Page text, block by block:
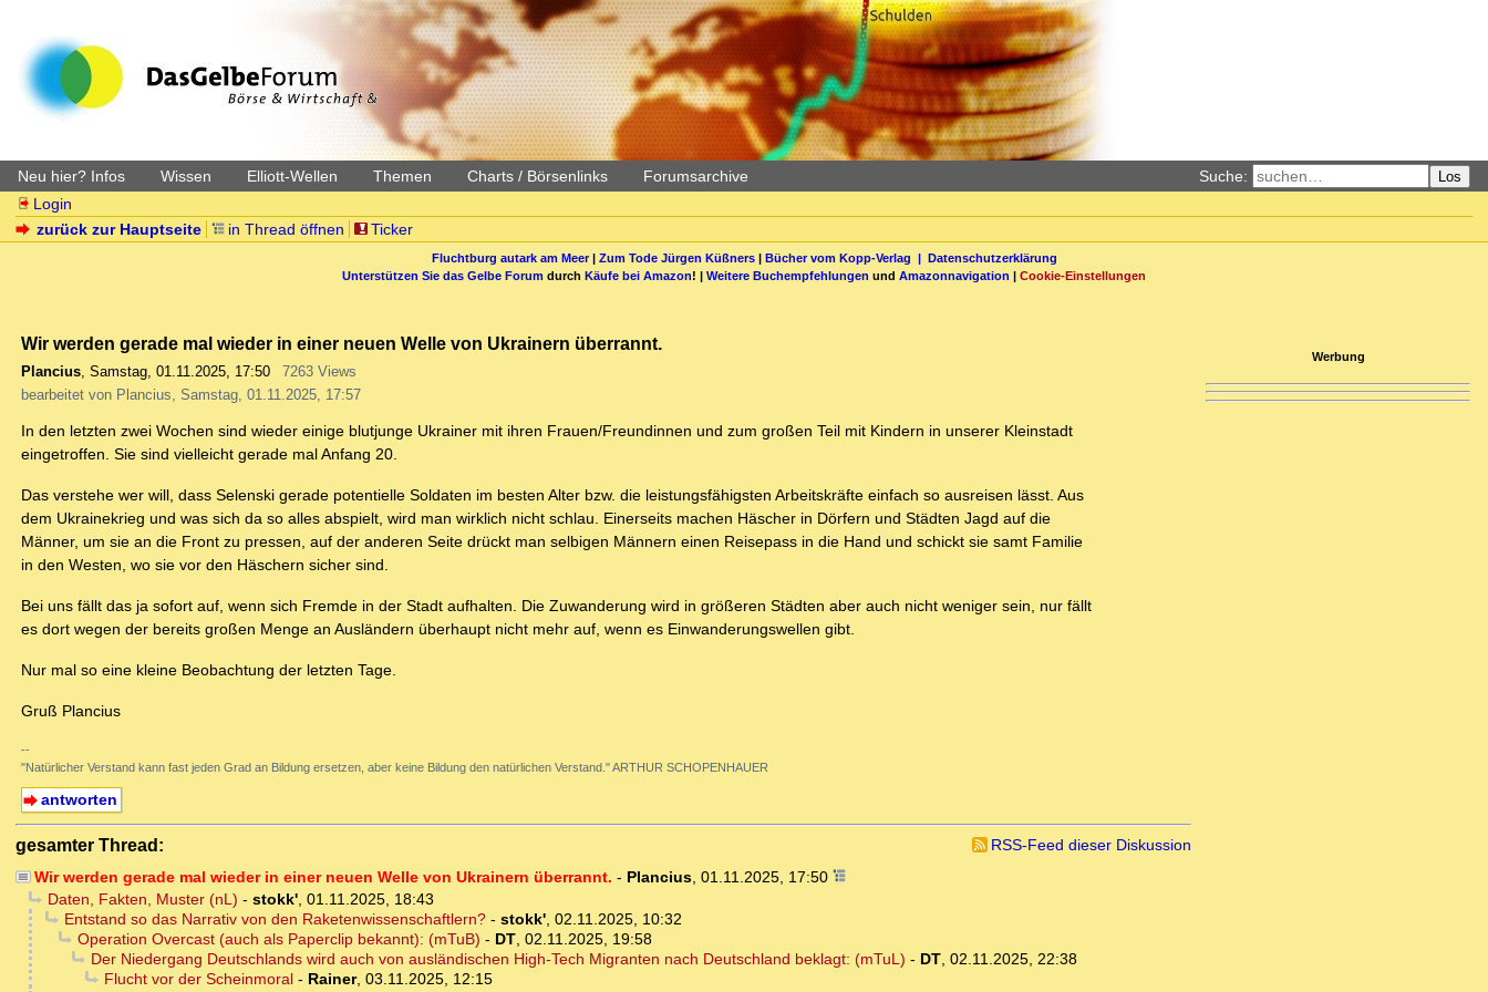
Neu hier? Infos Wissen Elliott-Wellen Themen Charts / Börsenlinks Forumsarchive Suche: Los
Login
zurück zur Hauptseite
in Thread öffnen Ticker
Fluchtburg autark am Meer| Zum Tode Jürgen Küßners| Bücher vom Kopp-Verlag | Datenschutzerklärung
Unterstützen Sie das Gelbe Forum durch Käufe bei Amazon! | Weitere Buchempfehlungen und Amazonnavigation | Cookie-Einstellungen
Wir werden gerade mal wieder in einer neuen Welle von Ukrainern überrannt.
Plancius, Samstag, 01.11.2025, 17:50
7263 Views
bearbeitet von Plancius, Samstag, 01.11.2025, 17:57
In den letzten zwei Wochen sind wieder einige blutjunge Ukrainer mit ihren Frauen/Freundinnen und zum großen Teil mit Kindern in unserer Kleinstadt
eingetroffen. Sie sind vielleicht gerade mal Anfang 20.
Das verstehe wer will, dass Selenski gerade potentielle Soldaten im besten Alter bzw. die leistungsfähigsten Arbeitskräfte einfach so ausreisen lässt. Aus
dem Ukrainekrieg und was sich da so alles abspielt, wird man wirklich nicht schlau. Einerseits machen Häscher in Dörfern und Städten Jagd auf die
Männer, um sie an die Front zu pressen, auf der anderen Seite drückt man selbigen Männern einen Reisepass in die Hand und schickt sie samt Familie
in den Westen, wo sie vor den Häschern sicher sind.
Bei uns fällt das ja sofort auf, wenn sich Fremde in der Stadt aufhalten. Die Zuwanderung wird in größeren Städten aber auch nicht weniger sein, nur fällt
es dort wegen der bereits großen Menge an Ausländern überhaupt nicht mehr auf, wenn es Einwanderungswellen gibt.
Nur mal so eine kleine Beobachtung der letzten Tage.
Gruß Plancius
--
"Natürlicher Verstand kann fast jeden Grad an Bildung ersetzen, aber keine Bildung den natürlichen Verstand." ARTHUR SCHOPENHAUER
antworten
gesamter Thread:
RSS-Feed dieser Diskussion
Wir werden gerade mal wieder in einer neuen Welle von Ukrainern überrannt. - Plancius, 01.11.2025, 17:50
Daten, Fakten, Muster (nL) - stokk', 01.11.2025, 18:43
Entstand so das Narrativ von den Raketenwissenschaftlern?- stokk', 02.11.2025, 10:32
Operation Overcast (auch als Paperclip bekannt): (mTuB) - DT, 02.11.2025, 19:58
Der Niedergang Deutschlands wird auch von ausländischen High-Tech Migranten nach Deutschland beklagt: (mTuL) - DT, 02.11.2025, 22:38
Flucht vor der Scheinmoral- Rainer, 03.11.2025, 12:15
Werbung